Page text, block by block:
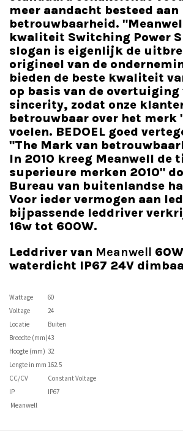
meer aandacht besteed
betrouwbaarheid.
kwaliteit Switching Power
slogan is eigenlijk de
origineel van de
bieden de beste kwaliteit
op basis van de overtuiging
sincerity, zodat onze
betrouwbaar over het merk
voelen. BEDOEL goed
"The Mark van
In 2010 kreeg Meanwell de
superieure merken 2010"
Bureau van buitenlandse
Voor ieder vermogen aan
bijpassende leddriver
16w tot 600W.
Leddriver van Meanwell
waterdicht IP67 24V
Wattage
60
Voltage
24
Locatie
Buiten
Breedte (mm)43
Hoogte (mm) 32
Lengte in mm 162.5
CC/CV
Constant Voltage
IP
IP67
Meanwell